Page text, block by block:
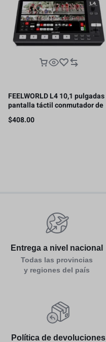
FEELWORLD L4 10,1 pulgadas
pantalla táctil conmutador de
vídeo pantalla táctil de 10,1
pulgadas
$408.00
Entrega a nivel nacional
Todas las provincias
y regiones del país
Política de devoluciones